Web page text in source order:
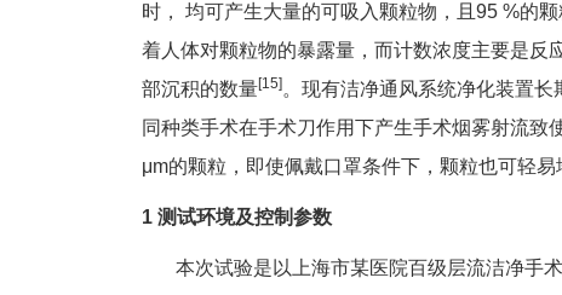
时， 均可产生大量的可吸入颗粒物，且95 %的
着人体对颗粒物的暴露量，而计数浓度主要是反
部沉积的数量[15] 。现有洁净通风系统净化装置
同种类手术在手术刀作用下产生手术烟雾射流
μm的颗粒，即使佩戴口罩条件下，颗粒也可轻易
1 测试环境及控制参数
本次试验是以上海市某医院百级层流洁净手术